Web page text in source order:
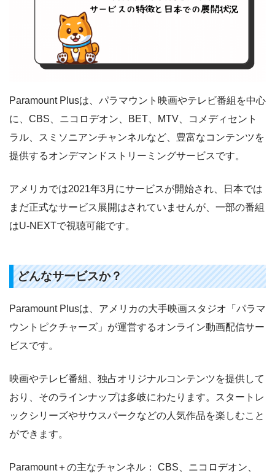
Paramount Plusは、パラマウント映画やテレビ番組を中心
に、CBS、ニコロデオン、BET、MTV、コメディセント
ラル、スミソニアンチャンネルなど、豊富なコンテンツを
提供するオンデマンドストリーミングサービスです。
アメリカでは2021年3月にサービスが開始され、日本では
まだ正式なサービス展開はされていませんが、一部の番組
はU-NEXTで視聴可能です。
どんなサービスか？
Paramount Plusは、アメリカの大手映画スタジオ「パラマ
ウントピクチャーズ」が運営するオンライン動画配信サー
ビスです。
映画やテレビ番組、独占オリジナルコンテンツを提供して
おり、そのラインナップは多岐にわたります。スタートレ
ックシリーズやサウスパークなどの人気作品を楽しむこと
ができます。
Paramount＋の主なチャンネル： CBS、ニコロデオン、